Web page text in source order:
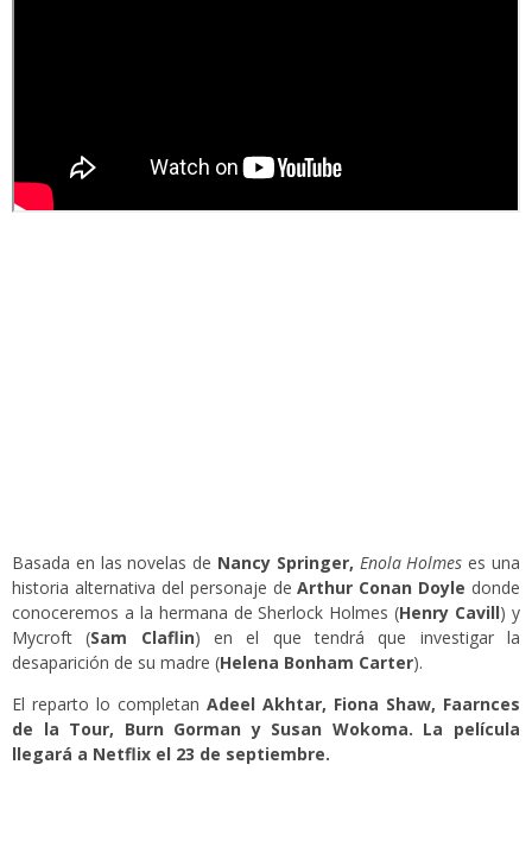
Basada en las novelas de Nancy Springer, Enola Holmes es una
historia alternativa del personaje deArthur Conan Doyle donde
conoceremos a la hermana de Sherlock Holmes (Henry Cavill) y
Mycroft (Sam Claflin) en el que tendrá que investigar la
desaparición de su madre (Helena Bonham Carter).
El reparto lo completan Adeel Akhtar, Fiona Shaw, Faarnces
de la Tour, Burn Gorman y Susan Wokoma. La película
llegará a Netflix el 23 de septiembre.